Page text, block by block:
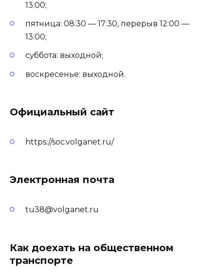
13:00;
пятница: 08:30 — 17:30, перерыв 12:00 —
13:00;
суббота: выходной;
воскресенье: выходной.
Официальный сайт
https://soc.volganet.ru/
Электронная почта
tu38@volganet.ru
Как доехать на общественном
транспорте